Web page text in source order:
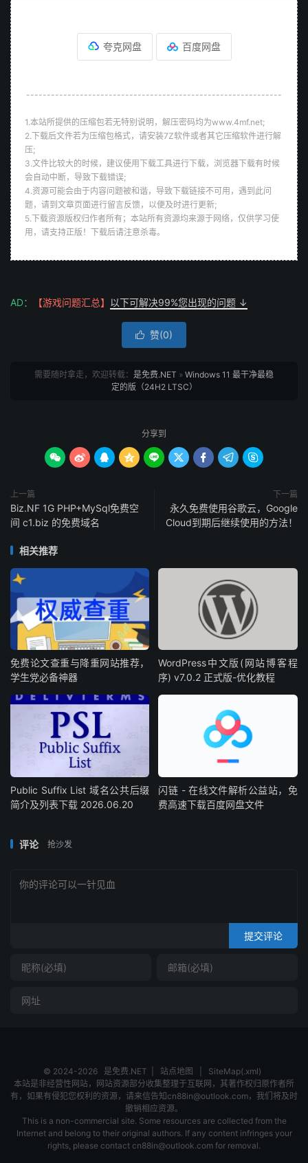
夸克网盘 百度网盘
--------------------------------------------------------------
1.本站所提供的压缩包若无特别说明，解压密码均为www.4mf.net;
2.下载后文件若为压缩包格式，请安装7Z软件或者其它压缩软件进行解
压;
3.文件比较大的时候，建议使用下载工具进行下载，浏览器下载有时候
会自动中断，导致下载错误;
4.资源可能会由于内容问题被和谐，导致下载链接不可用，遇到此问
题，请到文章页面进行留言反馈，以便及时进行更新;
5.下载资源版权归作者所有；本站所有资源均来源于网络，仅供学习使
用，请支持正版！下载后请注意杀毒。
AD： 【游戏问题汇总】 以下可解决99%您出现的问题 ↓
 赞(0)
需要随时拿走，欢迎转载： 是免费.NET » Windows 11 最干净最稳
定的版（24H2 LTSC）
分享到
        
上一篇
Biz.NF 1G PHP+MySql免费空
间 c1.biz 的免费域名
下一篇
永久免费使用谷歌云，Google
Cloud到期后继续使用的方法！
相关推荐
免费论文查重与降重网站推荐，
学生党必备神器
WordPress中文版(网站博客程
序) v7.0.2 正式版-优化教程
Public Suffix List 域名公共后缀
简介及列表下载 2026.06.20
闪链 - 在线文件解析公益站，免
费高速下载百度网盘文件
评论 抢沙发
提交评论
© 2024-2026 是免费.NET 站点地图
SiteMap(.xml)
本站是非经营性网站，网站资源部分收集整理于互联网，其著作权归原作者所
有，如果有侵犯您权利的资源，请来信告知cn88in@outlook.com，我们将及时
撤销相应资源。
This is a non-commercial site. Some resources are collected from the
Internet and belong to their original authors. If any content infringes your
rights, please contact cn88in@outlook.com for removal.